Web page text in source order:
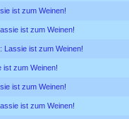
ist zum Weinen!
ist zum Weinen!
Lassie ist zum Weinen!
ist zum Weinen!
ist zum Weinen!
ist zum Weinen!